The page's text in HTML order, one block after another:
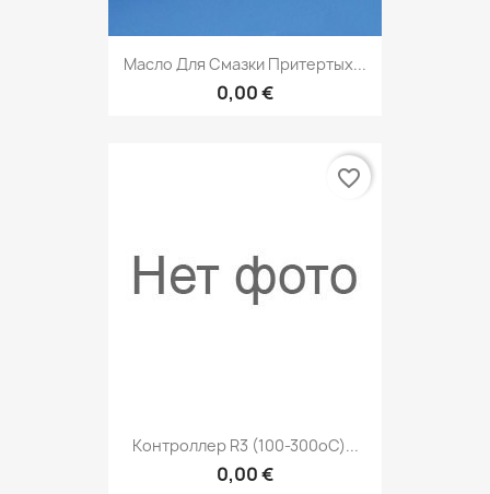
Масло Для Смазки Притертых...
0,00 €
Контроллер R3 (100-300оC)...
0,00 €
favorite_border